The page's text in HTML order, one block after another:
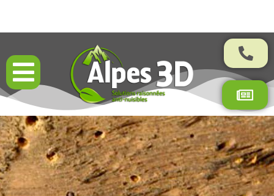
Résultats garantis par contrat